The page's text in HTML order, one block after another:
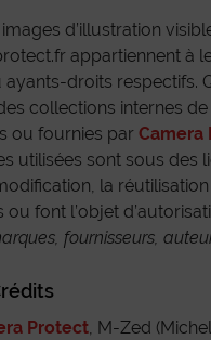
d’illustration
appartiennent à
droits respectifs.
collections internes de
ou fournies par Camera
utilisées sont sous des
la réutilisation
font l’objet
fournisseurs,
Protect, M-Zed